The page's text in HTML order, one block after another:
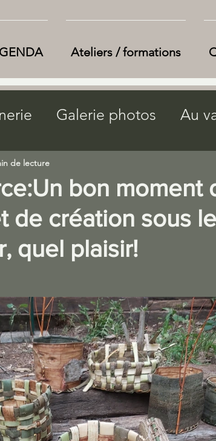
Ateliers / formations
Galerie photos Au
bien être
journée nature
bon moment
de création sous
quel plaisir!
de lecture